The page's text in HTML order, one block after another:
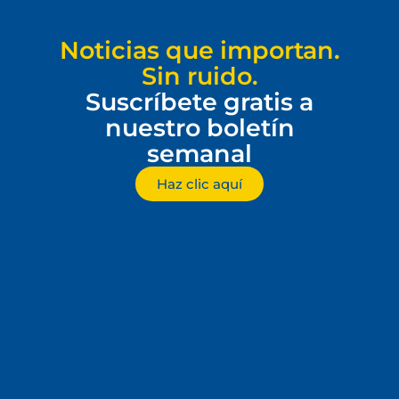
Noticias que importan.
Sin ruido.
Suscríbete gratis a
nuestro boletín
semanal
Haz clic aquí